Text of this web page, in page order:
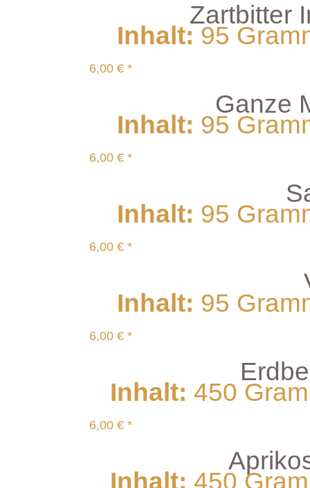
Zartbitter
Inhalt: 95
6,00 € *
Ganze
Inhalt: 95
6,00 € *
Inhalt: 95
6,00 € *
Inhalt: 95
6,00 € *
Inhalt: 450
6,00 € *
Inhalt: 450